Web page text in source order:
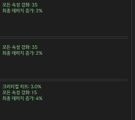
모든 속성 강화: 35
최종 데미지 증가: 2%
모든 속성 강화: 35
최종 데미지 증가: 2%
크리티컬 히트: 3.0%
모든 속성 강화: 15
최종 데미지 증가: 4%